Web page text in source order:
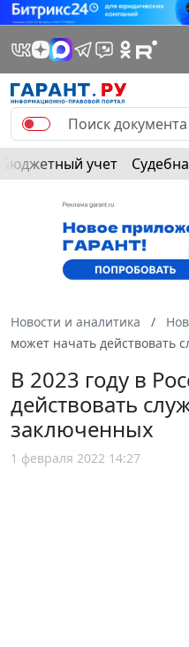
Бюджетный учет
Новости и аналитика
может начать действовать
В 2023 году в
действовать
заключенных
1 февраля 2022 14:27